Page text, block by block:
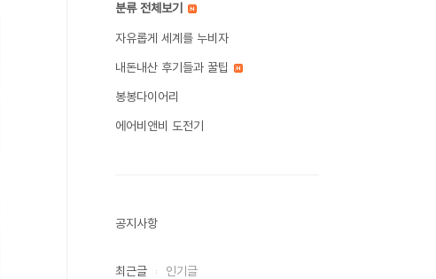
분류 전체보기
자유롭게 세계를 누비자
내돈내산 후기들과 꿀팁
봉봉다이어리
에어비앤비 도전기
공지사항
최근글 인기글